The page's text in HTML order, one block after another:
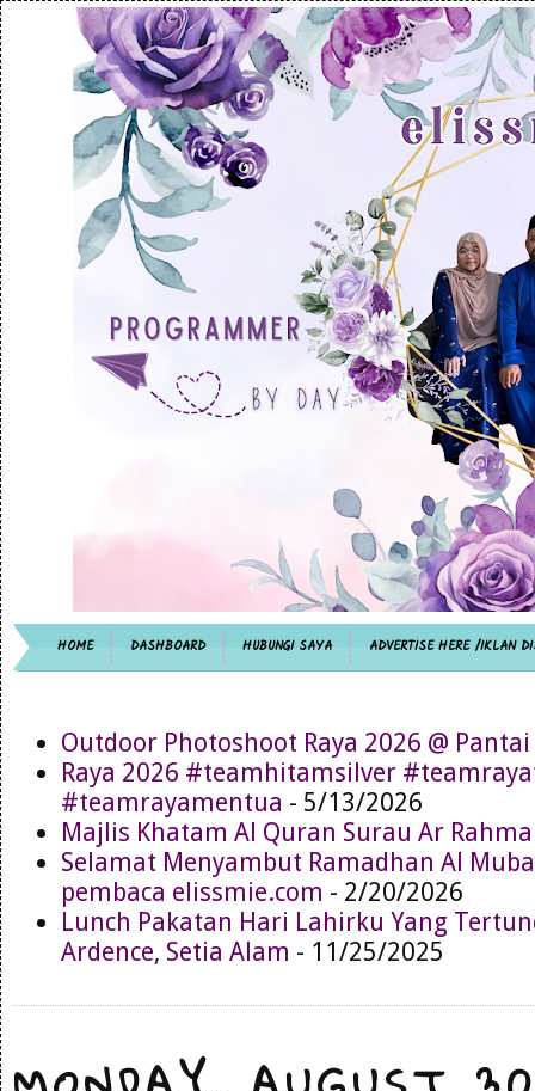
HOME DASHBOARD HUBUNGI SAYA ADVERTISE HERE /IKLAN
Outdoor Photoshoot Raya 2026 @ Pantai
Raya 2026 #teamhitamsilver
#teamrayamentua - 5/13/2026
Majlis Khatam Al Quran Surau Ar
Selamat Menyambut Ramadhan Al
pembaca elissmie.com - 2/20/2026
Lunch Pakatan Hari Lahirku Yang
Ardence, Setia Alam - 11/25/2025